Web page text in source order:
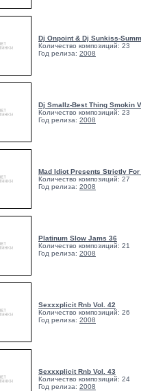
Dj Onpoint & Dj Sunkiss-
Количество композиций: 23
Год релиза: 2008
Dj Smallz-Best Thing Smokin
Количество композиций: 23
Год релиза: 2008
Mad Idiot Presents Strictly
Количество композиций: 27
Год релиза: 2008
Platinum Slow Jams 36
Количество композиций: 21
Год релиза: 2008
Sexxxplicit Rnb Vol. 42
Количество композиций: 26
Год релиза: 2008
Sexxxplicit Rnb Vol. 43
Количество композиций: 24
Год релиза: 2008